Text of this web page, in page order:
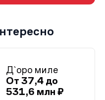
Д`оро миле
От 37,4 до
531,6 млн ₽